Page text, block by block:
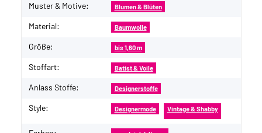
Muster & Motive: Blumen & Blüten
Material: Baumwolle
Größe: bis 1,60 m
Stoffart: Batist & Voile
Anlass Stoffe: Designerstoffe
Style: Designermode Vintage & Shabby